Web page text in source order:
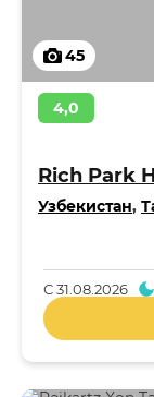
45
4,0
Rich Park
Узбекистан,
С31.08.2026